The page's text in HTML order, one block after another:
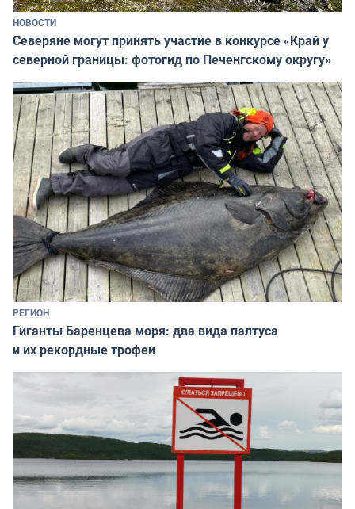
НОВОСТИ
Северяне могут принять участие в конкурсе «Край у
северной границы: фотогид по Печенгскому округу»
РЕГИОН
Гиганты Баренцева моря: два вида палтуса
и их рекордные трофеи